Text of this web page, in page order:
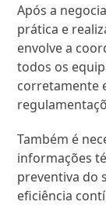
Após a
prática e
envolve a
todos os
corretamente
Também é
informações
preventiva do
eficiência